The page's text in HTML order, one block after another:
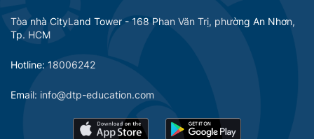
Tòa nhà CityLand Tower - 168 Phan Văn Trị, phường An Nhơn,
Tp. HCM
Hotline: 18006242
Email: info@dtp-education.com